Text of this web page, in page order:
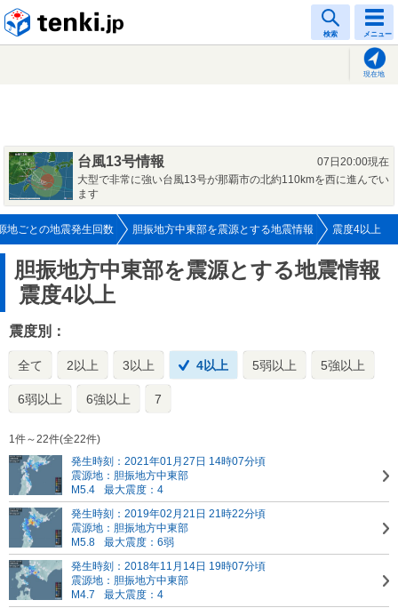
検索 メニュー
現在地
台風13号情報
07日20:00現在
大型で非常に強い台風13号が那覇市の北約110kmを西に進んでい
ます
地ごとの地震発生回数 胆振地方中東部を震源とする地震情報 震度4以上
胆振地方中東部を震源とする地震情報
震度4以上
震度別：
全て 2以上 3以上 4以上 5弱以上 5強以上
6弱以上 6強以上 7
1件～22件(全22件)
発生時刻：2021年01月27日 14時07分頃
震源地：胆振地方中東部
M5.4
最大震度：4
発生時刻：2019年02月21日 21時22分頃
震源地：胆振地方中東部
M5.8
最大震度：6弱
発生時刻：2018年11月14日 19時07分頃
震源地：胆振地方中東部
M4.7
最大震度：4